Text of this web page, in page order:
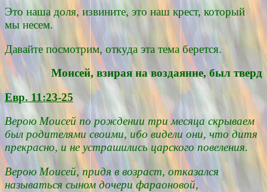
Это наша доля, извините, это наш крест, который
мы несем.
Давайте посмотрим, откуда эта тема берется.
Моисей, взирая на воздаяние, был тверд
Евр. 11:23-25
Верою Моисей по рождении три месяца скрываем
был родителями своими, ибо видели они, что дитя
прекрасно, и не устрашились царского повеления.
Верою Моисей, придя в возраст, отказался
называться сыном дочери фараоновой,